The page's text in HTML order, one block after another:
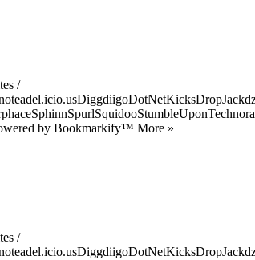
/
by Bookmarkify™ More »
/